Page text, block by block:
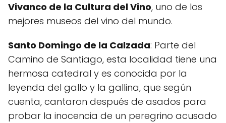
Vivanco de la Cultura del Vino, uno de los
mejores museos del vino del mundo.
Santo Domingo de la Calzada: Parte del
Camino de Santiago, esta localidad tiene una
hermosa catedral y es conocida por la
leyenda del gallo y la gallina, que según
cuenta, cantaron después de asados para
probar la inocencia de un peregrino acusado